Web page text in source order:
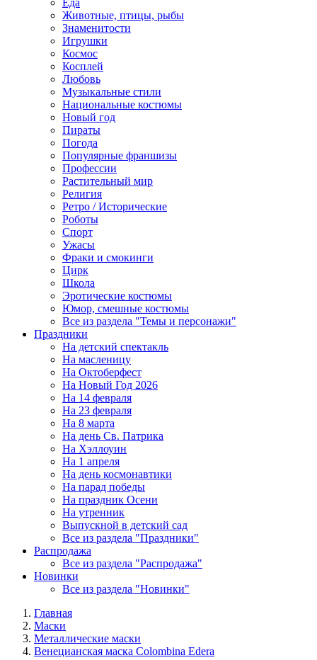
Еда
Животные, птицы, рыбы
Знаменитости
Игрушки
Космос
Косплей
Любовь
Музыкальные стили
Национальные костюмы
Новый год
Пираты
Погода
Популярные франшизы
Профессии
Растительный мир
Религия
Ретро / Исторические
Роботы
Спорт
Ужасы
Фраки и смокинги
Цирк
Школа
Эротические костюмы
Юмор, смешные костюмы
Все из раздела "Темы и персонажи"
Праздники
На детский спектакль
На масленицу
На Октоберфест
На Новый Год 2026
На 14 февраля
На 23 февраля
На 8 марта
На день Св. Патрика
На Хэллоуин
На 1 апреля
На день космонавтики
На парад победы
На праздник Осени
На утренник
Выпускной в детский сад
Все из раздела "Праздники"
Распродажа
Все из раздела "Распродажа"
Новинки
Все из раздела "Новинки"
Главная
Маски
Металлические маски
Венецианская маска Colombina Edera